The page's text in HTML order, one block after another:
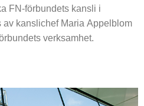
FN-förbundets kansli i
kanslichef Maria Appelblom
verksamhet.